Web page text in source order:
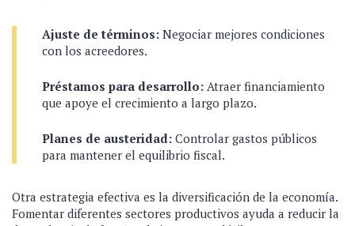
Ajuste de términos: Negociar mejores condiciones
con los acreedores.
Préstamos para desarrollo: Atraer financiamiento
que apoye el crecimiento a largo plazo.
Planes de austeridad: Controlar gastos públicos
para mantener el equilibrio fiscal.
Otra estrategia efectiva es la diversificación de la economía.
Fomentar diferentes sectores productivos ayuda a reducir la